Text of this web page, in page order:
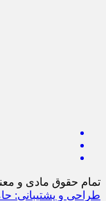
تمام حقوق مادی و
طراحی و پشتیبانی: